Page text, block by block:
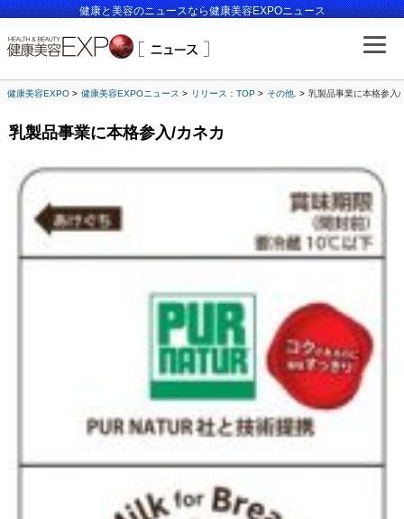
健康と美容のニュースなら健康美容EXPOニュース
健康美容EXPO 健康美容EXPOニュース リリース：TOP その他. 乳製品事業に本格参入/
乳製品事業に本格参入/カネカ